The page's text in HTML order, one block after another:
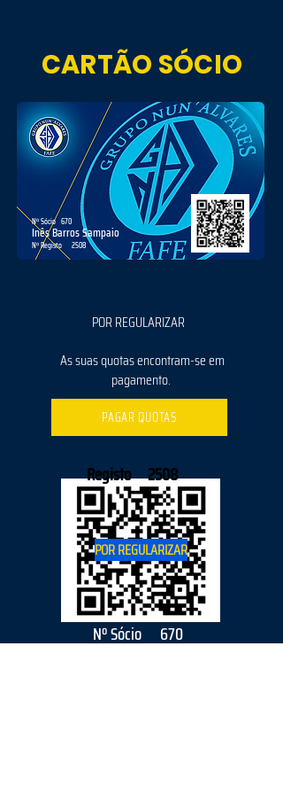
CARTÃO SÓCIO
670
Nº Sócio
Inês Barros Sampaio
2508
Nº Registo
POR REGULARIZAR
As suas quotas encontram-se em
pagamento.
PAGAR QUOTAS
670
Nº Sócio
Registo 2508
POR REGULARIZAR